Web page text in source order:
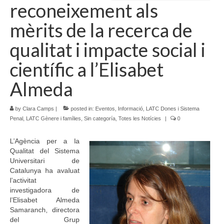
Formació
Transferència
Publicacions
Totes les Notícies
Contacte
Idioma:
reconeixement als
mèrits de la recerca de
qualitat i impacte social i
científic a l’Elisabet
Almeda
by Clara Camps | posted in: Eventos Informació LATC Dones i Sistema
Penal LATC Gènere i famílies Sin categoría Totes les Notícies | 0
L’Agència per a la
Qualitat del Sistema
Universitari de
Catalunya ha avaluat
l’activitat
investigadora de
l’Elisabet Almeda
Samaranch, directora
del Grup